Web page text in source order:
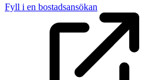
Fyll i en bostadsansökan